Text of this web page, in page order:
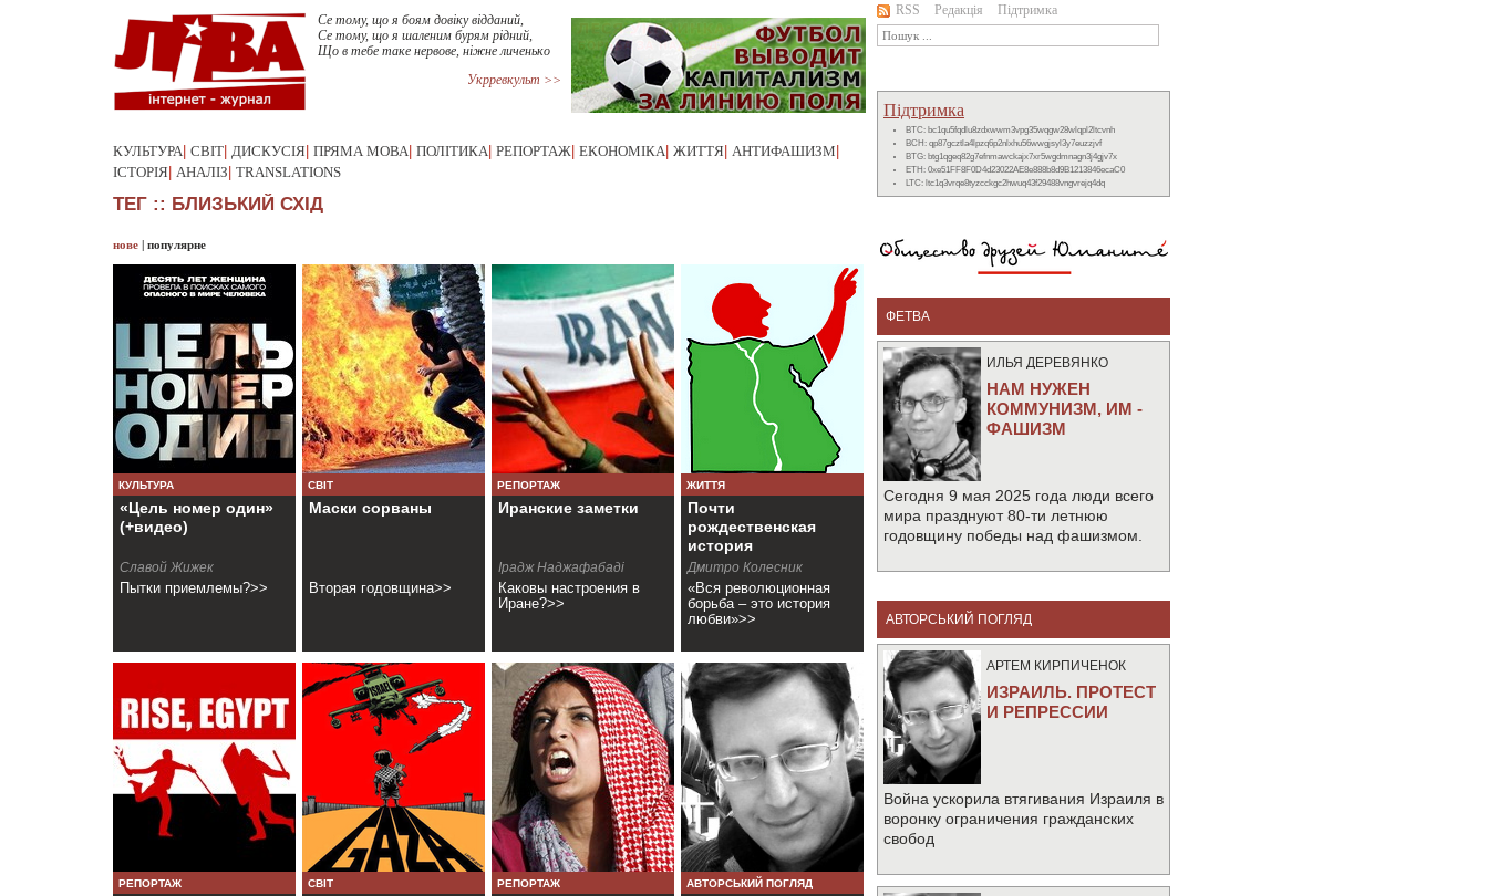
Се тому, що я боям довіку відданий,
Се тому, що я шаленим бурям рідний,
Що в тебе таке нервове, ніжне личенько
Укрревкульт >>
КУЛЬТУРА СВІТ ДИСКУСІЯ ПРЯМА МОВА ПОЛІТИКА РЕПОРТАЖ ЕКОНОМІКА ЖИТТЯ АНТИФАШИЗМ
ІСТОРІЯ АНАЛІЗ TRANSLATIONS
ТЕГ :: БЛИЗЬКИЙ СХІД
нове | популярне
КУЛЬТУРА
«Цель номер один»
(+видео)
Славой Жижек
Пытки приемлемы?>>
СВІТ
Маски сорваны
Вторая годовщина>>
РЕПОРТАЖ
Иранские заметки
Ірадж Наджафабаді
Каковы настроения в
Иране?>>
ЖИТТЯ
Почти
рождественская
история
Дмитро Колесник
«Вся революционная
борьба – это история
любви»>>
РЕПОРТАЖ СВІТ РЕПОРТАЖ АВТОРСЬКИЙ ПОГЛЯД
RSS Редакція Підтримка
Підтримка
BTC: bc1qu5fqdlu8zdxwwm3vpg35wqgw28wlqpl2ltcvnh
BCH: qp87gcztla4lpzq6p2nlxhu56wwgjsyl3y7euzzjvf
BTG: btg1qgeq82g7efnmawckajx7xr5wgdmnagn3j4gjv7x
ETH: 0xe51FF8F0D4d23022AE8e888b8d9B1213846ecaC0
LTC: ltc1q3vrqe8tyzcckgc2hwuq43f29488vngvrejq4dq
ФЕТВА
ИЛЬЯ ДЕРЕВЯНКО
НАМ НУЖЕН
КОММУНИЗМ, ИМ -
ФАШИЗМ
Сегодня 9 мая 2025 года люди всего
мира празднуют 80-ти летнюю
годовщину победы над фашизмом.
АВТОРСЬКИЙ ПОГЛЯД
АРТЕМ КИРПИЧЕНОК
ИЗРАИЛЬ. ПРОТЕСТ
И РЕПРЕССИИ
Война ускорила втягивания Израиля в
воронку ограничения гражданских
свобод